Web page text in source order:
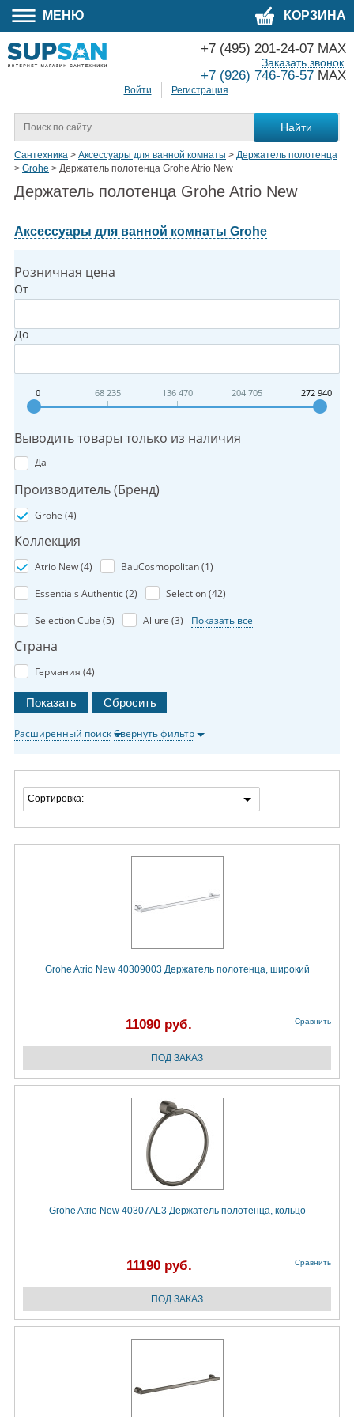
МЕНЮ КОРЗИНА
Войти Регистрация
+7 (495) 201-24-07 MAX
+7 (926) 746-76-57 MAX
Заказать звонок
Сантехника > Аксессуары для ванной комнаты > Держатель полотенца
> Grohe > Держатель полотенца Grohe Atrio New
Держатель полотенца Grohe Atrio New
Аксессуары для ванной комнаты Grohe
Розничная цена
От
До
0 68 235 136 470 204 705 272 940
Выводить товары только из наличия
Да
Производитель (Бренд)
Grohe (4)
Коллекция
Atrio New (4) BauCosmopolitan (1)
Essentials Authentic (2) Selection (42)
Selection Cube (5) Allure (3) Показать все
Страна
Германия (4)
Расширенный поискСвернуть фильтр
Сортировка:
Grohe Atrio New 40309003 Держатель полотенца, широкий
11090 руб. Сравнить
Grohe Atrio New 40307AL3 Держатель полотенца, кольцо
11190 руб. Сравнить